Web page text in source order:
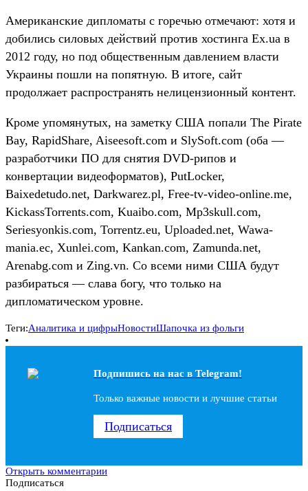
Американские дипломаты с горечью отмечают: хотя и
добились силовых действий против хостинга Ex.ua в
2012 году, но под общественным давлением власти
Украины пошли на попятную. В итоге, сайт
продолжает распространять нелицензионный контент.
Кроме упомянутых, на заметку США попали The Pirate
Bay, RapidShare, Aiseesoft.com и SlySoft.com (оба —
разработчики ПО для снятия DVD-рипов и
конвертации видеоформатов), PutLocker,
Baixedetudo.net, Darkwarez.pl, Free-tv-video-online.me,
KickassTorrents.com, Kuaibo.com, Mp3skull.com,
Seriesyonkis.com, Torrentz.eu, Uploaded.net, Wawa-
mania.ec, Xunlei.com, Kankan.com, Zamunda.net,
Arenabg.com и Zing.vn. Со всеми ними США будут
разбираться — слава богу, что только на
дипломатическом уровне.
Теги:Аналитика и цифрыНовостиШапочка из фольги
Подпишись на наc в Telegram!
Только важные новости и лучшие статьи
Подписаться
Открыть комментарии
Подписаться